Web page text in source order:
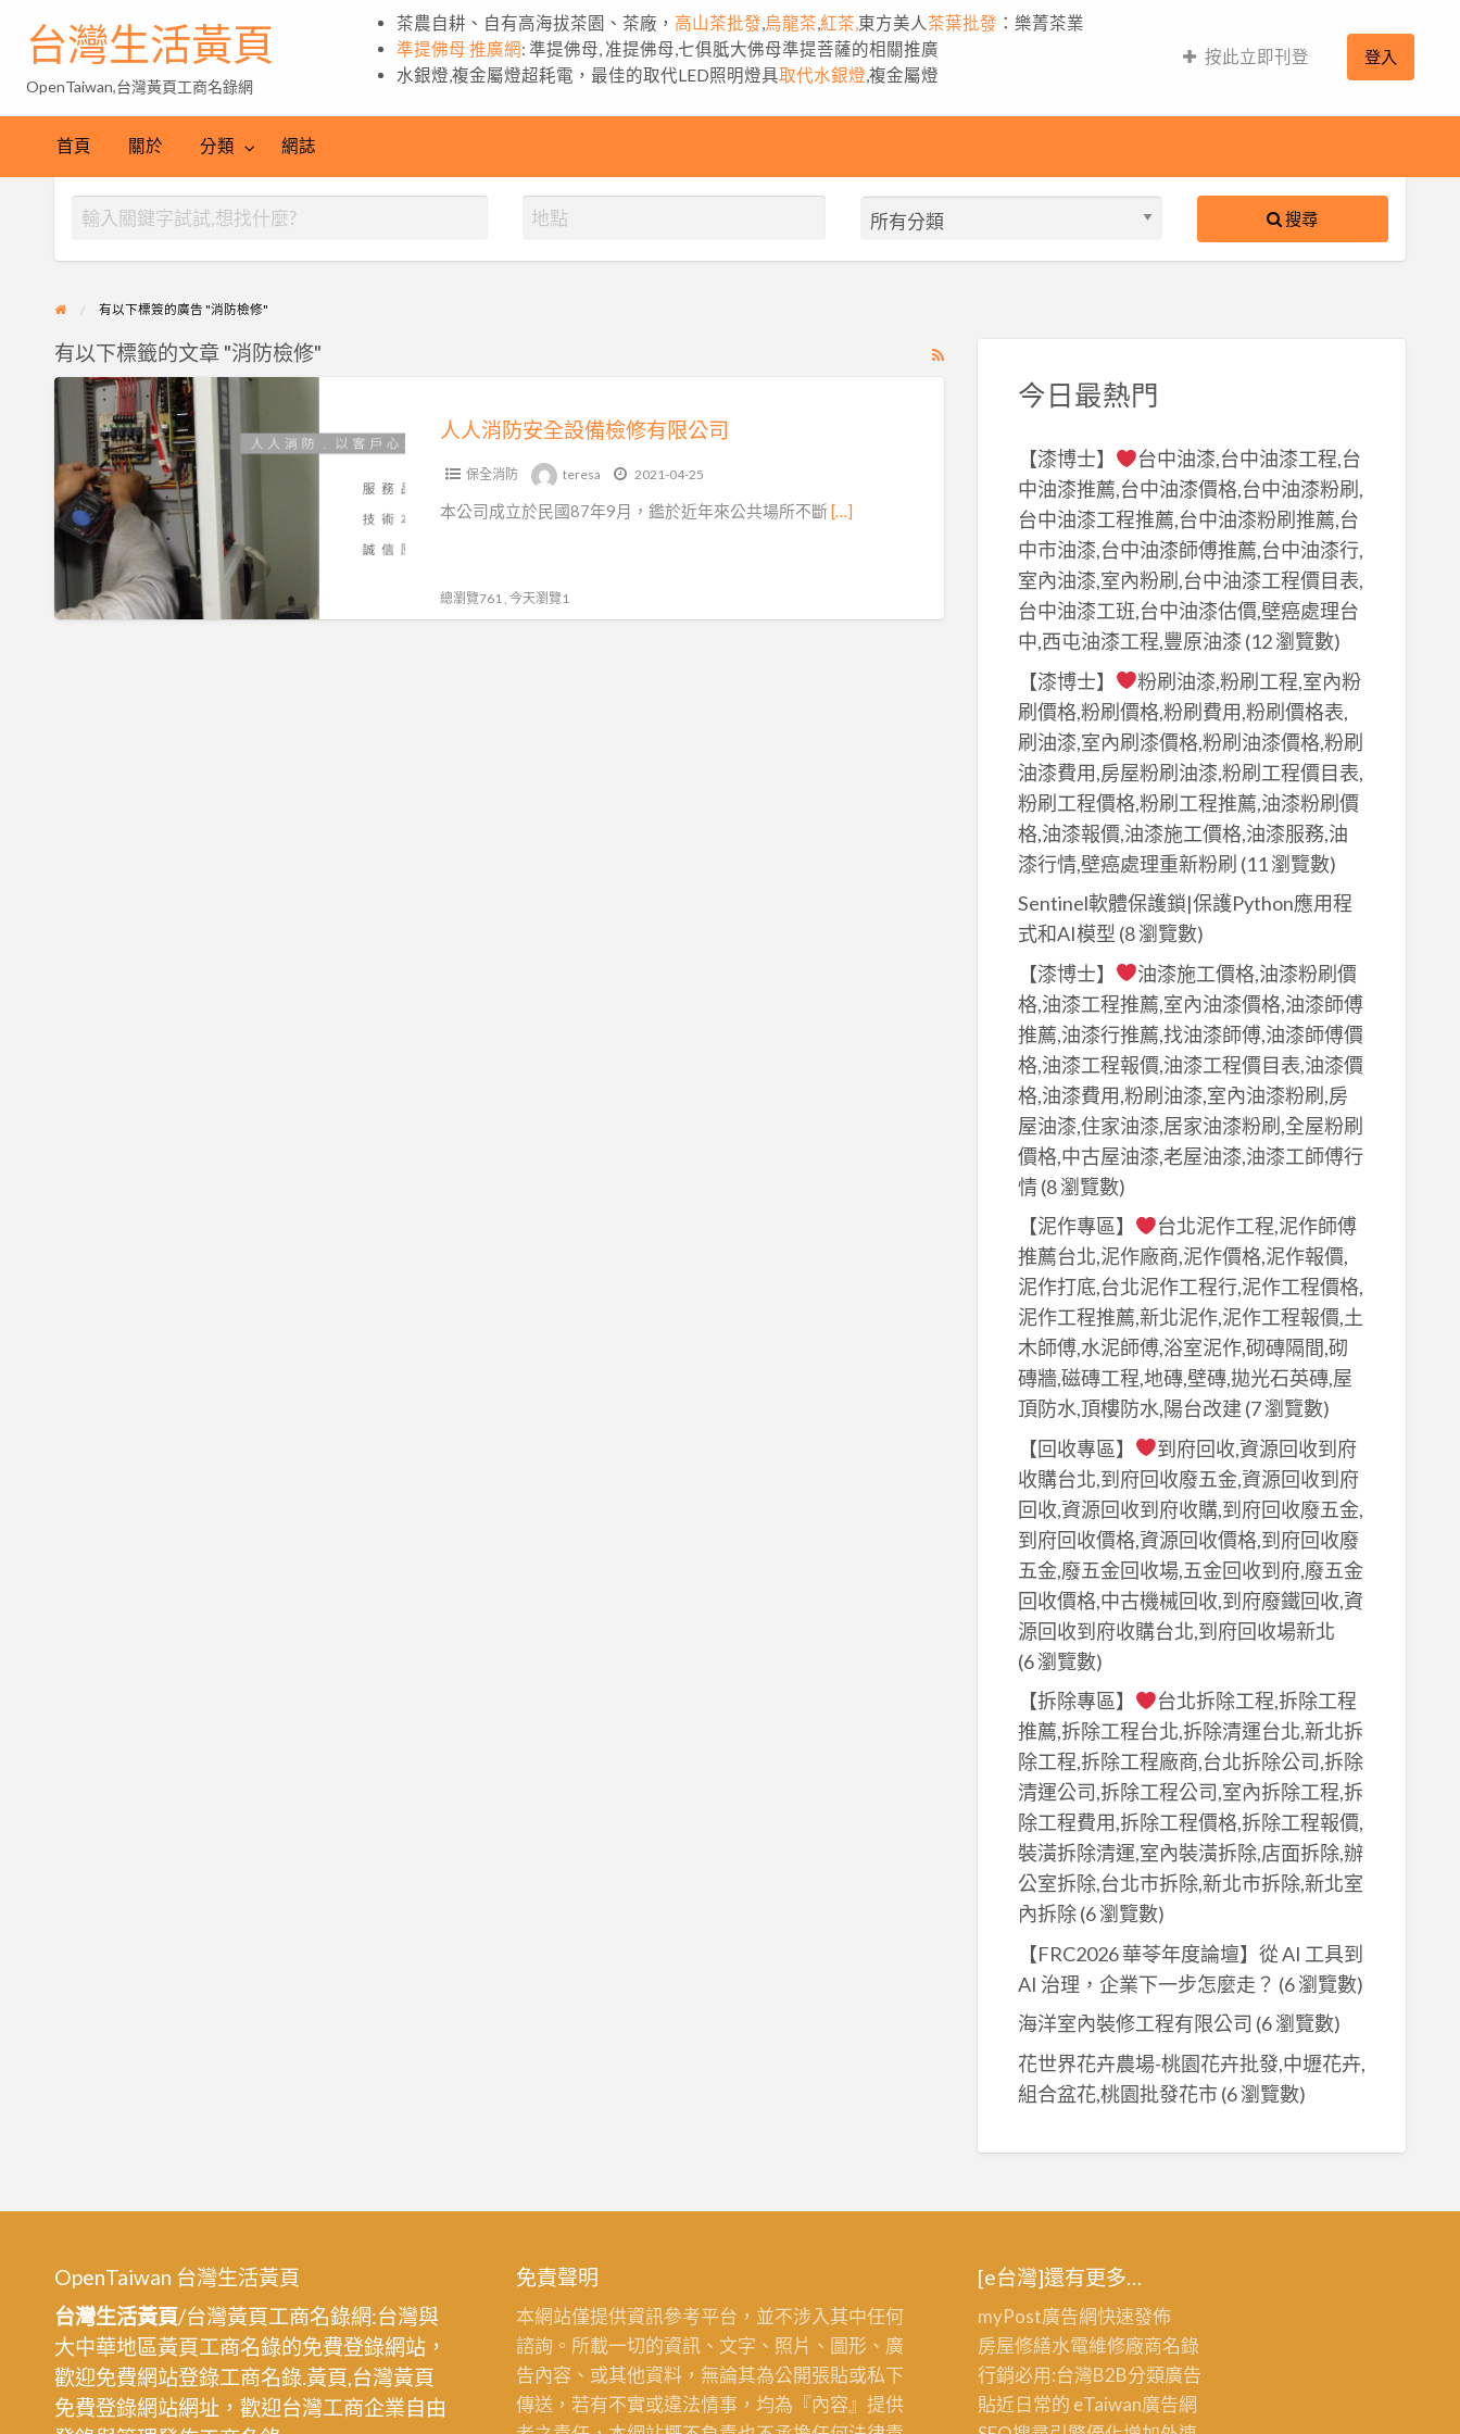
台灣生活黃頁
OpenTaiwan,台灣黃頁工商名錄網
茶農自耕、自有高海拔茶園、茶廠， 高山茶批發 烏龍茶 紅茶, 東方美人 茶葉批發 ：樂菁茶業
準提佛母 推廣網: 準提佛母, 准提佛母,七俱胝大佛母準提菩薩的相關推廣
水銀燈,複金屬燈超耗電，最佳的取代LED照明燈具取代水銀燈 ,複金屬燈
按此立即刊登 登入
首頁 關於 分類 網誌
搜尋
有以下標簽的廣告 "消防檢修"
RSS
有以下標籤的文章 "消防檢修"
人
消
防
安
全
設
檢
人人消防安全設備檢修有限公司
保全消防 teresa 2021-04-25
本公司成立於民國87年9月，鑑於近年來公共場所不斷 […]
總瀏覽761 , 今天瀏覽1
今日最熱門
【漆博士】
台中油漆,台中油漆工程,台
中油漆推薦,台中油漆價格,台中油漆粉刷,
台中油漆工程推薦,台中油漆粉刷推薦,台
中市油漆,台中油漆師傅推薦,台中油漆行,
室內油漆,室內粉刷,台中油漆工程價目表,
台中油漆工班,台中油漆估價,壁癌處理台
中,西屯油漆工程,豐原油漆(12 瀏覽數)
【漆博士】
粉刷油漆,粉刷工程,室內粉
刷價格,粉刷價格,粉刷費用,粉刷價格表,
刷油漆,室內刷漆價格,粉刷油漆價格,粉刷
油漆費用,房屋粉刷油漆,粉刷工程價目表,
粉刷工程價格,粉刷工程推薦,油漆粉刷價
格,油漆報價,油漆施工價格,油漆服務,油
漆行情,壁癌處理重新粉刷 (11 瀏覽數)
Sentinel軟體保護鎖|保護Python應用程
式和AI模型 (8 瀏覽數)
【漆博士】
油漆施工價格,油漆粉刷價
格,油漆工程推薦,室內油漆價格,油漆師傅
推薦,油漆行推薦,找油漆師傅,油漆師傅價
格,油漆工程報價,油漆工程價目表,油漆價
格,油漆費用,粉刷油漆,室內油漆粉刷,房
屋油漆,住家油漆,居家油漆粉刷,全屋粉刷
價格,中古屋油漆,老屋油漆,油漆工師傅行
情(8 瀏覽數)
【泥作專區】
台北泥作工程,泥作師傅
推薦台北,泥作廠商,泥作價格,泥作報價,
泥作打底,台北泥作工程行,泥作工程價格,
泥作工程推薦,新北泥作,泥作工程報價,土
木師傅,水泥師傅,浴室泥作,砌磚隔間,砌
磚牆,磁磚工程,地磚,壁磚,拋光石英磚,屋
頂防水,頂樓防水,陽台改建 (7 瀏覽數)
【回收專區】
到府回收,資源回收到府
收購台北,到府回收廢五金,資源回收到府
回收,資源回收到府收購,到府回收廢五金,
到府回收價格,資源回收價格,到府回收廢
五金,廢五金回收場,五金回收到府,廢五金
回收價格,中古機械回收,到府廢鐵回收,資
源回收到府收購台北,到府回收場新北
(6 瀏覽數)
【拆除專區】
台北拆除工程,拆除工程
推薦,拆除工程台北,拆除清運台北,新北拆
除工程,拆除工程廠商,台北拆除公司,拆除
清運公司,拆除工程公司,室內拆除工程,拆
除工程費用,拆除工程價格,拆除工程報價,
裝潢拆除清運,室內裝潢拆除,店面拆除,辦
公室拆除,台北市拆除,新北市拆除,新北室
內拆除(6 瀏覽數)
【FRC2026 華苓年度論壇】從 AI 工具到
AI 治理，企業下一步怎麼走？ (6 瀏覽數)
海洋室內裝修工程有限公司 (6 瀏覽數)
花世界花卉農場-桃園花卉批發,中壢花卉,
組合盆花,桃園批發花市(6 瀏覽數)
OpenTaiwan 台灣生活黃頁
台灣生活黃頁/台灣黃頁工商名錄網:台灣與
大中華地區黃頁工商名錄的免費登錄網站，
歡迎免費網站登錄工商名錄.黃頁,台灣黃頁
免費登錄網站網址，歡迎台灣工商企業自由
免責聲明
本網站僅提供資訊參考平台，並不涉入其中任何
諮詢。所載一切的資訊、文字、照片、圖形、廣
告內容、或其他資料，無論其為公開張貼或私下
傳送，若有不實或違法情事，均為『內容』提供
[e台灣]還有更多…
myPost廣告網快速發佈
房屋修繕水電維修廠商名錄
行銷必用:台灣B2B分類廣告
貼近日常的 eTaiwan廣告網